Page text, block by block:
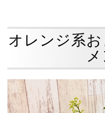
オレンジ系